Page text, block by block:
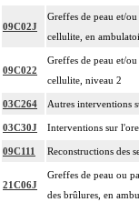
09C02J
Greffes de peau et/
cellulite, en
09C022
Greffes de peau et/
cellulite, niveau 2
03C264 Autres interventions
03C30J Interventions sur
09C111 Reconstructions des
21C06J
Greffes de peau ou
des brûlures, en